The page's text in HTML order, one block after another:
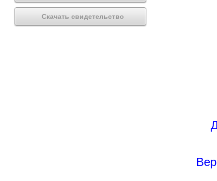
Скачать свидетельство